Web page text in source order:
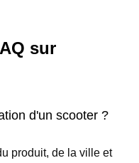
sur
d'un scooter ?
produit, de la ville et